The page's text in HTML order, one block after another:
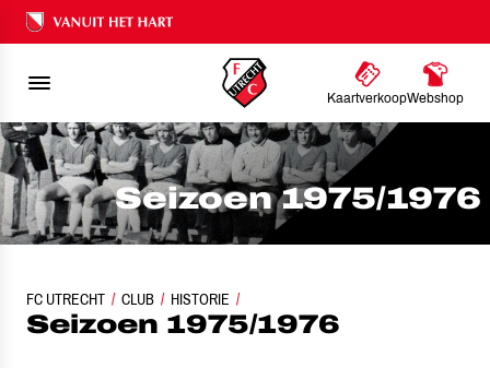
Ons nalatenschap
KaartverkoopWebshop
Seizoen 1975/1976
FC UTRECHT CLUB HISTORIE
SEIZOEN 1975/1976
Seizoen 1975/1976